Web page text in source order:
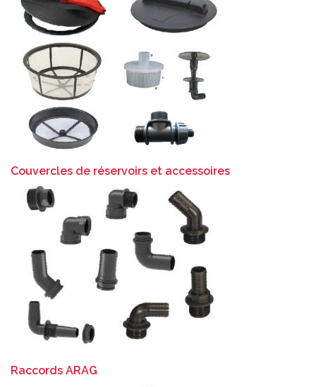
Couvercles de réservoirs et accessoires
Raccords ARAG